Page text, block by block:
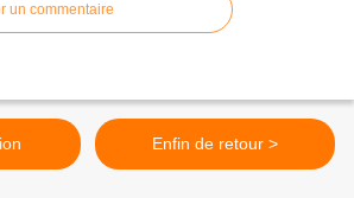
un commentaire
Enfin de retour >